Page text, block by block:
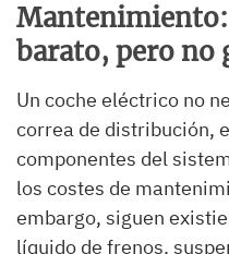
Mantenimiento:
barato, pero no
Un coche eléctrico no
correa de distribución,
componentes del
los costes de
embargo, siguen
líquido de frenos,